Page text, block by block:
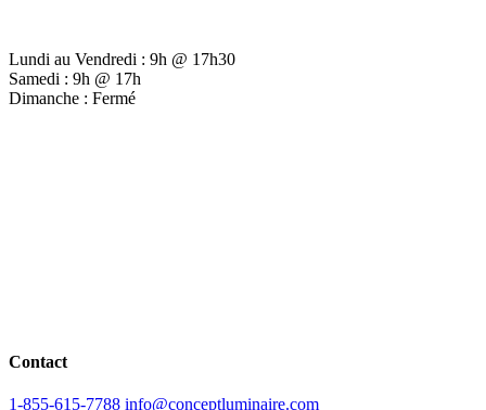
Lundi au Vendredi : 9h @ 17h30
Samedi : 9h @ 17h
Dimanche : Fermé
Contact
1-855-615-7788 info@conceptluminaire.com